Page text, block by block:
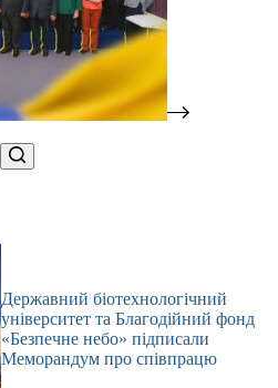
Державний біотехнологічний
університет та Благодійний фонд
«Безпечне небо» підписали
Меморандум про співпрацю